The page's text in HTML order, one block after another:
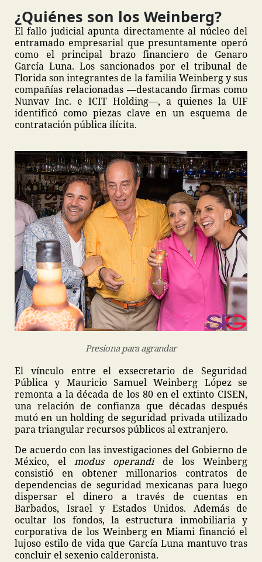
¿Quiénes son los Weinberg?
El fallo judicial apunta directamente al núcleo del
entramado empresarial que presuntamente operó
como el principal brazo financiero de Genaro
García Luna. Los sancionados por el tribunal de
Florida son integrantes de la familia Weinberg y sus
compañías relacionadas —destacando firmas como
Nunvav Inc. e ICIT Holding—, a quienes la UIF
identificó como piezas clave en un esquema de
contratación pública ilícita.
Presiona para agrandar
El vínculo entre el exsecretario de Seguridad
Pública y Mauricio Samuel Weinberg López se
remonta a la década de los 80 en el extinto CISEN,
una relación de confianza que décadas después
mutó en un holding de seguridad privada utilizado
para triangular recursos públicos al extranjero.
De acuerdo con las investigaciones del Gobierno de
México, elmodus operandide los Weinberg
consistió en obtener millonarios contratos de
dependencias de seguridad mexicanas para luego
dispersar el dinero a través de cuentas en
Barbados, Israel y Estados Unidos. Además de
ocultar los fondos, la estructura inmobiliaria y
corporativa de los Weinberg en Miami financió el
lujoso estilo de vida que García Luna mantuvo tras
concluir el sexenio calderonista.